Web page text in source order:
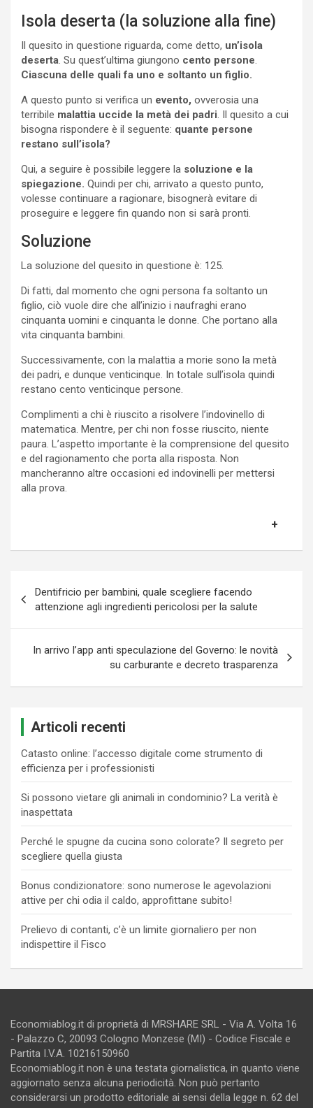
Isola deserta (la soluzione alla fine)
Il quesito in questione riguarda, come detto, un’isola
deserta . Su quest’ultima giungono cento persone
Ciascuna delle quali fa uno e soltanto un figlio.
A questo punto si verifica un evento, ovverosia una
terribile malattia uccide la metà dei padri . Il quesito a cui
bisogna rispondere è il seguente: quante persone
restano sull’isola?
Qui, a seguire è possibile leggere la soluzione e la
spiegazione. Quindi per chi, arrivato a questo punto,
volesse continuare a ragionare, bisognerà evitare di
proseguire e leggere fin quando non si sarà pronti.
Soluzione
La soluzione del quesito in questione è: 125.
Di fatti, dal momento che ogni persona fa soltanto un
figlio, ciò vuole dire che all’inizio i naufraghi erano
cinquanta uomini e cinquanta le donne. Che portano alla
vita cinquanta bambini.
Successivamente, con la malattia a morie sono la metà
dei padri, e dunque venticinque. In totale sull’isola quindi
restano cento venticinque persone.
Complimenti a chi è riuscito a risolvere l’indovinello di
matematica. Mentre, per chi non fosse riuscito, niente
paura. L’aspetto importante è la comprensione del quesito
e del ragionamento che porta alla risposta. Non
mancheranno altre occasioni ed indovinelli per mettersi
alla prova.
articoli
Dentifricio per bambini, quale scegliere facendo
attenzione agli ingredienti pericolosi per la salute
In arrivo l’app anti speculazione del Governo: le novità
su carburante e decreto trasparenza
Articoli recenti
Catasto online: l’accesso digitale come strumento di
efficienza per i professionisti
Si possono vietare gli animali in condominio? La verità è
inaspettata
Perché le spugne da cucina sono colorate? Il segreto per
scegliere quella giusta
Bonus condizionatore: sono numerose le agevolazioni
attive per chi odia il caldo, approfittane subito!
Prelievo di contanti, c’è un limite giornaliero per non
indispettire il Fisco
Economiablog.it di proprietà di MRSHARE SRL - Via A. Volta 16
- Palazzo C, 20093 Cologno Monzese (MI) - Codice Fiscale e
Partita I.V.A. 10216150960
Economiablog.it non è una testata giornalistica, in quanto viene
aggiornato senza alcuna periodicità. Non può pertanto
considerarsi un prodotto editoriale ai sensi della legge n. 62 del